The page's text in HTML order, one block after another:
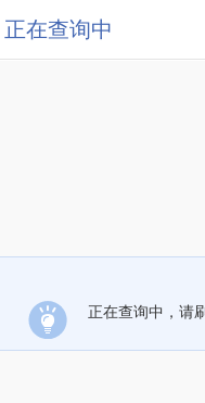
正在查询中
正在查询中，请